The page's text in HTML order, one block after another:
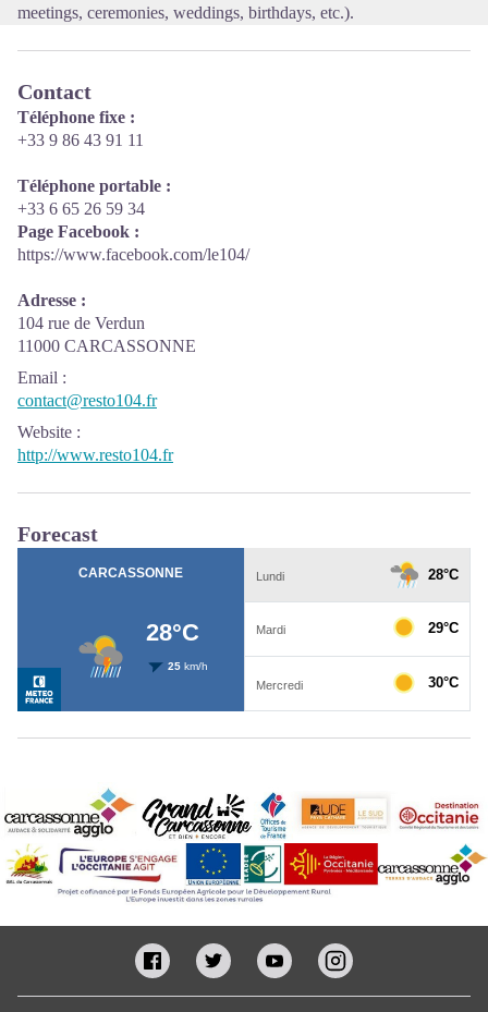
meetings, ceremonies, weddings, birthdays, etc.).
Contact
Téléphone fixe :
+33 9 86 43 91 11
Téléphone portable :
+33 6 65 26 59 34
Page Facebook :
https://www.facebook.com/le104/
Adresse :
104 rue de Verdun
11000 CARCASSONNE
Email :
contact@resto104.fr
Website :
http://www.resto104.fr
Forecast